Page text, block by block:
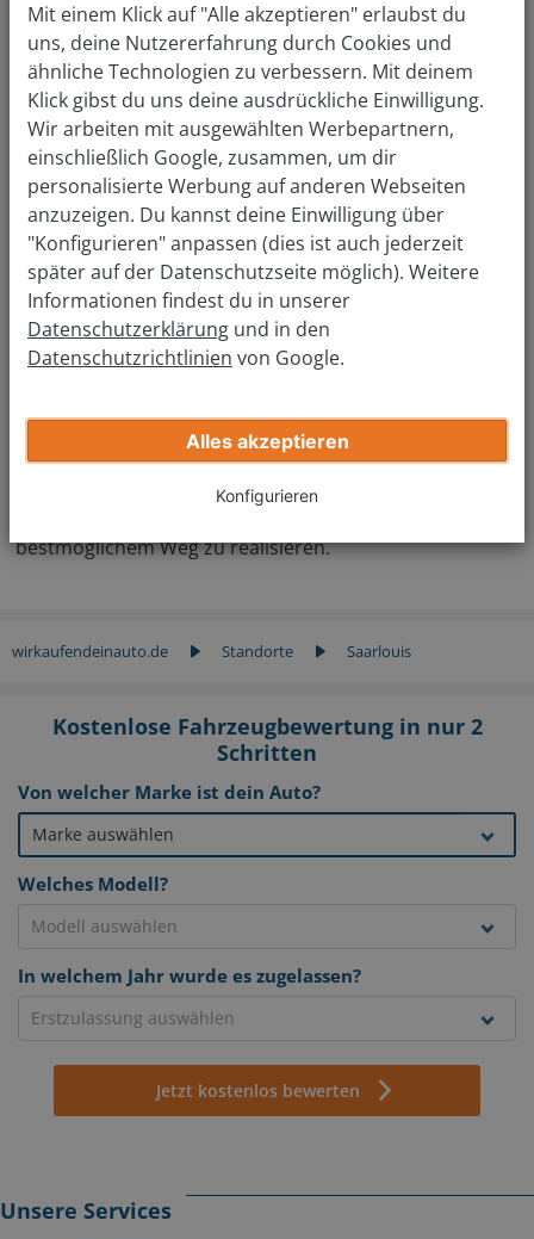
Der Servicepartner für deinen Autoverkauf
in Saarlouis
Trotz der geringen Einwohnerzahl von gut 34.500
Menschen sind in Saarlouis und Umgebung zahlreiche
Autos auf den Straßen unterwegs. So sind im Saarland
rund 650.000 PKW zugelassen. Früher oder später
denkt jeder Autobesitzer darüber nach, das Auto zu
wechseln oder gar ganz aufzugeben. Planst auch du ein
Auto in Saarlouis zu verkaufen? Im Juli 2018 wurde
unsere Filiale eingeweiht, die mit mehr als 350 weiteren
Niederlassungen in ganz Europa unseren einmaligen
Service bietet. Buche jetzt deinen Termin und lass dich
überzeugen!
aus der Online-Begutachtung, du entscheidest
abschließend, ob du unseren Verkaufspreis annehmen
und dein Auto sofort verkaufen möchtest. Um die
Formalitäten kümmern selbstverständlich wir uns.
Probiere es gleich aus und teste unseren Service! So
bestmöglichem Weg zu realisieren.
wirkaufendeinauto.de Standorte Saarlouis
Kostenlose Fahrzeugbewertung in nur 2
Schritten
Von welcher Marke ist dein Auto?
Welches Modell?
In welchem Jahr wurde es zugelassen?
Jetzt kostenlos bewerten
Unsere Services
Mit einem Klick auf "Alle akzeptieren" erlaubst du
uns, deine Nutzererfahrung durch Cookies und
ähnliche Technologien zu verbessern. Mit deinem
Klick gibst du uns deine ausdrückliche Einwilligung.
Wir arbeiten mit ausgewählten Werbepartnern,
einschließlich Google, zusammen, um dir
personalisierte Werbung auf anderen Webseiten
anzuzeigen. Du kannst deine Einwilligung über
"Konfigurieren" anpassen (dies ist auch jederzeit
später auf der Datenschutzseite möglich). Weitere
Informationen findest du in unserer
Datenschutzerklärung und in den
Datenschutzrichtlinien von Google.
Alles akzeptieren
Konfigurieren